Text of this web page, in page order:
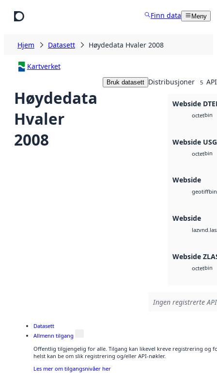
Finn data Meny
Hjem Datasett Høydedata Hvaler 2008
Kartverket
Høydedata
Hvaler
2008
Bruk datasett Distribusjoner 5
Webside
octetbin
Webside
octetbin
Webside
geotiffbin
Webside
laz
Webside
octetbin
Ingen registrerte
Datasett
Allmenn tilgang
Offentlig tilgjengelig for alle. Tilgang kan likevel kreve registrering og
helst kan be om slik registrering og/eller API-nøkler.
Les mer om tilgangsnivåer her